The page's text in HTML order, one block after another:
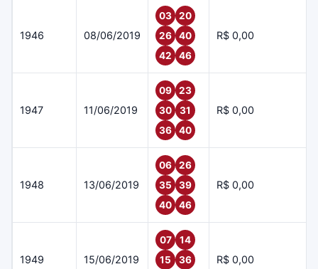
1946 08/06/2019
03
20
26
40
42
46
R$ 0,00
1947 11/06/2019
09
23
30
31
36
40
R$ 0,00
1948 13/06/2019
06
26
35
39
40
46
R$ 0,00
1949 15/06/2019
07
14
15
36
R$ 0,00